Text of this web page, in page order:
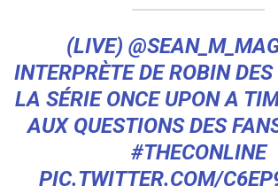
(LIVE)
INTERPRÈTE DE ROBIN
LA SÉRIE ONCE UPON A
AUX QUESTIONS DES
#THECONLINE
PIC.TWITTER.COM/